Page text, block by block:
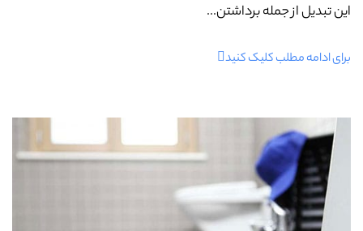
این تبدیل از جمله برداشتن...
برای ادامه مطلب کلیک کنید